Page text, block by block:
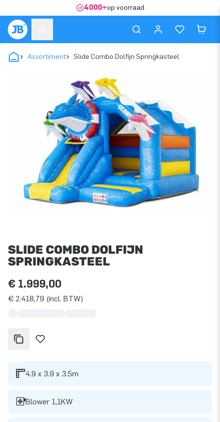
4000+op voorraad
Assortiment Slide Combo Dolfijn Springkasteel
SLIDE COMBO DOLFIJN
SPRINGKASTEEL
€ 1.999,00
€ 2.418,79 (incl. BTW)
4.9 x 3.9 x 3.5m
Blower 1,1KW